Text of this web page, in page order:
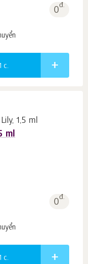
0đ.
c.
ml
0đ.
c.